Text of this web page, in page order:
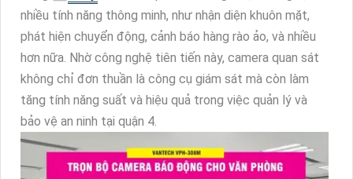
nhiều tính năng thông minh, như nhận diện khuôn mặt,
phát hiện chuyển động, cảnh báo hàng rào ảo, và nhiều
hơn nữa. Nhờ công nghệ tiên tiến này, camera quan sát
không chỉ đơn thuần là công cụ giám sát mà còn làm
tăng tính năng suất và hiệu quả trong việc quản lý và
bảo vệ an ninh tại quận 4.